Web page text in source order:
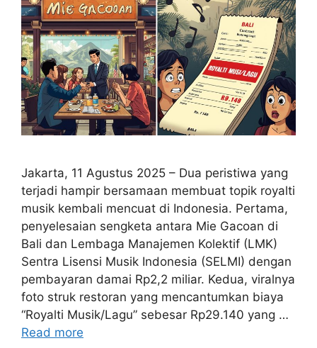
Jakarta, 11 Agustus 2025 – Dua peristiwa yang
terjadi hampir bersamaan membuat topik royalti
musik kembali mencuat di Indonesia. Pertama,
penyelesaian sengketa antara Mie Gacoan di
Bali dan Lembaga Manajemen Kolektif (LMK)
Sentra Lisensi Musik Indonesia (SELMI) dengan
pembayaran damai Rp2,2 miliar. Kedua, viralnya
foto struk restoran yang mencantumkan biaya
“Royalti Musik/Lagu” sebesar Rp29.140 yang …
Read more